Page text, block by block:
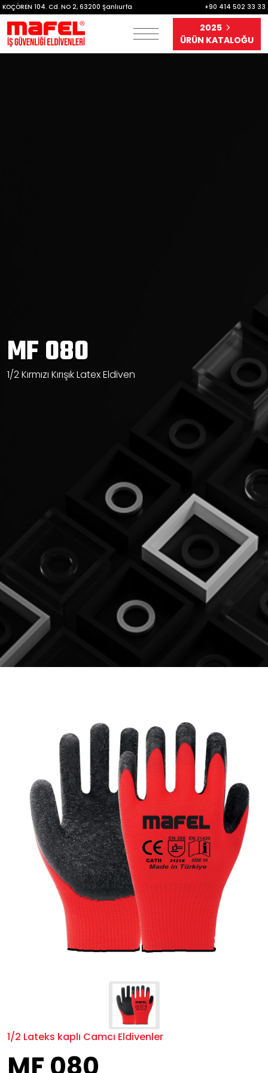
KOÇÖREN 104. Cd. NO 2, 63200 Şanlıurfa +90 414 502 33 33
2025
ÜRÜN KATALOĞU
MF 080
1/2 Kırmızı Kırışık Latex Eldiven
1/2 Lateks kaplı Camcı Eldivenler